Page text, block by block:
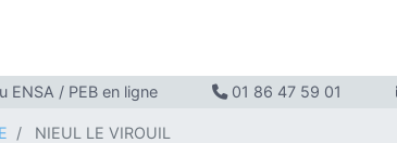
ENSA / PEB en ligne 01 86 47 59 01
NIEUL LE VIROUIL